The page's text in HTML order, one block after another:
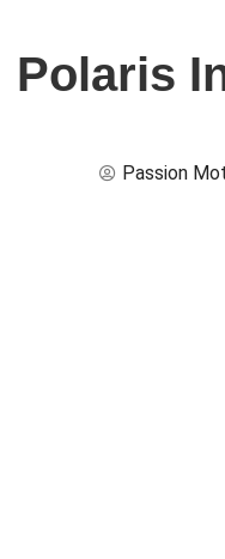
Polaris
Passion